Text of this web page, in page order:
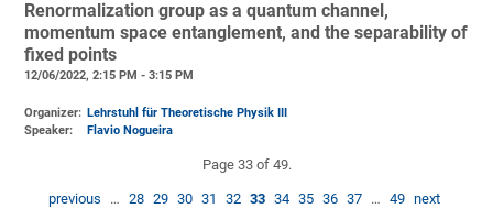
Renormalization group as a quantum channel,
momentum space entanglement, and the separability of
fixed points
12/06/2022, 2:15 PM - 3:15 PM
Organizer: Lehrstuhl für Theoretische Physik III
Speaker:
Flavio Nogueira
Page 33 of 49.
previous … 28 29 30 31 32 33 34 35 36 37 … 49 next